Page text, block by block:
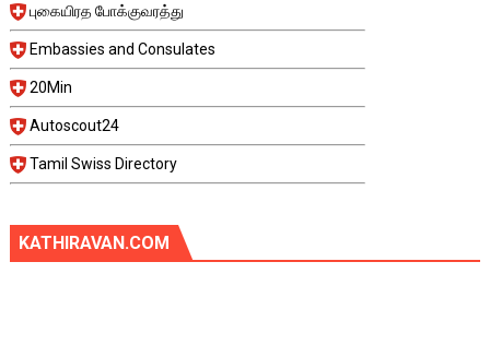
புகையிரத போக்குவரத்து
Embassies and Consulates
20Min
Autoscout24
Tamil Swiss Directory
KATHIRAVAN.COM